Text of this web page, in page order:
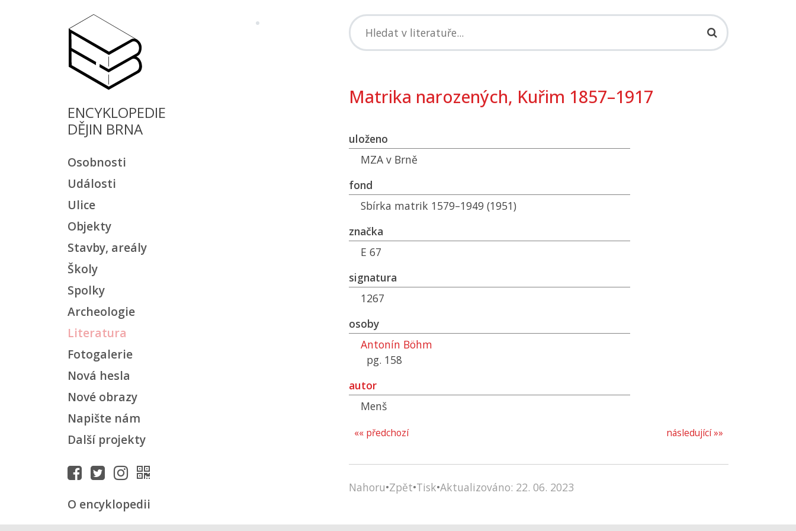
ENCYKLOPEDIE
DĚJIN BRNA
Osobnosti
Události
Ulice
Objekty
Stavby, areály
Školy
Spolky
Archeologie
Literatura
Fotogalerie
Nová hesla
Nové obrazy
Napište nám
Další projekty
O encyklopedii
Matrika narozených, Kuřim 1857–1917
uloženo
MZA v Brně
fond
Sbírka matrik 1579–1949 (1951)
značka
E 67
signatura
1267
osoby
Antonín Böhm
pg. 158
autor
Menš
následující »»
«« předchozí
Nahoru•Zpět•Tisk•Aktualizováno: 22. 06. 2023